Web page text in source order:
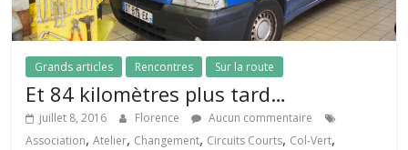
Grands articles Rencontres Sur la route
Et 84 kilomètres plus tard…
juillet 8, 2016 Florence
Aucun commentaire
Association,Atelier, Changement, Circuits Courts, Col-Vert,